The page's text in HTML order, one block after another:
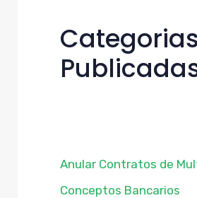
Categorias
Anular Contratos de
Conceptos Bancarios